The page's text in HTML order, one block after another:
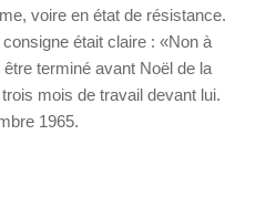
voire en état de résistance.
était claire : «Non à
terminé avant Noël de la
mois de travail devant lui.
1965.